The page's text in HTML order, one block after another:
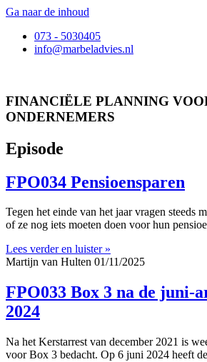
Ga naar de inhoud
073 - 5030405
info@marbeladvies.nl
FINANCIËLE PLANNING
ONDERNEMERS
Episode
FPO034 Pensioensparen
Tegen het einde van het jaar vragen steeds
of ze nog iets moeten doen voor hun
Lees verder en luister »
Martijn van Hulten 01/11/2025
FPO033 Box 3 na de juni-
2024
Na het Kerstarrest van december 2021 is
voor Box 3 bedacht. Op 6 juni 2024 heeft